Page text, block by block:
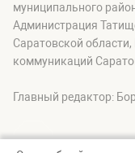
муниципального
Администрация
Саратовской
коммуникаций
Главный редактор: